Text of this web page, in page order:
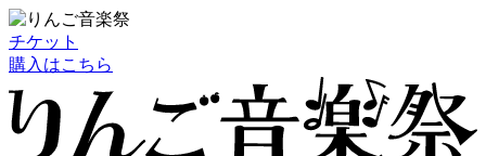
チケット
購入はこちら